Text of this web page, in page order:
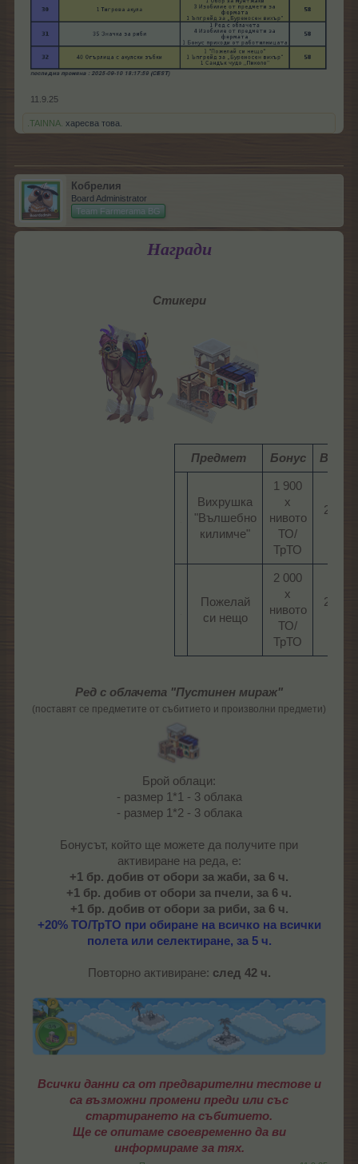
11.9.25
.TAINNA. харесва това.
Кобрелия
Board Administrator
Team Farmerama BG
Награди
Стикери
Предмет Бонус Време
Вихрушка
"Вълшебно
килимче"​
1 900
х
нивото
ТО/
ТрТО​
22:00
Пожелай
си нещо​
2 000
х
нивото
ТО/
ТрТО​
22:00
Ред с облачета "Пустинен мираж"
(поставят се предметите от събитието и произволни предмети)
Брой облаци:
- размер 1*1 - 3 облака
- размер 1*2 - 3 облака
Бонусът, който ще можете да получите при
активиране на реда, е:
+1 бр. добив от обори за жаби, за 6 ч.
+1 бр. добив от обори за пчели, за 6 ч.
+1 бр. добив от обори за риби, за 6 ч.
+20% ТО/ТрТО при обиране на всичко на всички
полета или селектиране, за 5 ч.
Повторно активиране: след 42 ч.
Всички данни са от предварителни тестове и
са възможни промени преди или със
стартирането на събитието.
Ще се опитаме своевременно да ви
информираме за тях.